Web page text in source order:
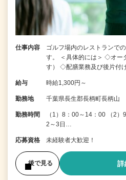
仕事内容
ゴルフ場内のレストランで
す。 ＜具体的には＞ ◇オー
す） ◇配膳業務及び後片付
給与 時給1,300円～
勤務地 千葉県長生郡長柄町長柄
勤務時間
（1）8：00～14：00 （2
2～3日…
応募資格 未経験者大歓迎！
後で見る 詳